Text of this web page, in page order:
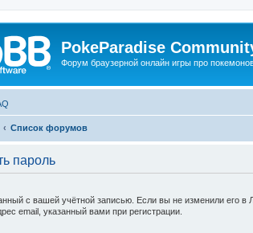
PokeParadise
Форум браузерной онлайн игры про
Список форумов
пароль
с вашей учётной записью. Если вы не изменили его в
email, указанный вами при регистрации.